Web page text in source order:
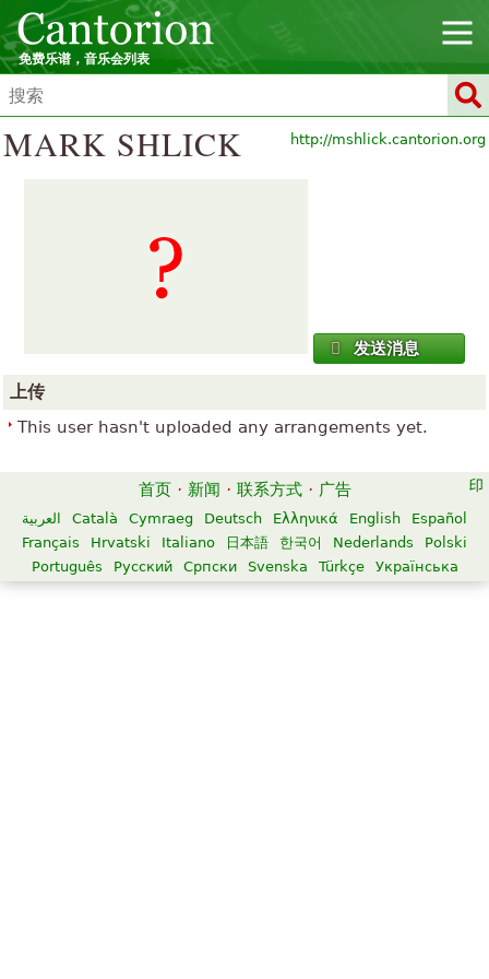
免费乐谱，音乐会列表
http://mshlick.cantorion.org
MARK SHLICK
发送消息
上传
This user hasn't uploaded any arrangements yet.
首页 · 新闻 · 联系方式 · 广告
العربية Català Cymraeg Deutsch Ελληνικά English
Español
Français
Hrvatski Italiano 日本語 한국어 Nederlands
Polski
Português
Русский Српски Svenska Türkçe Українська